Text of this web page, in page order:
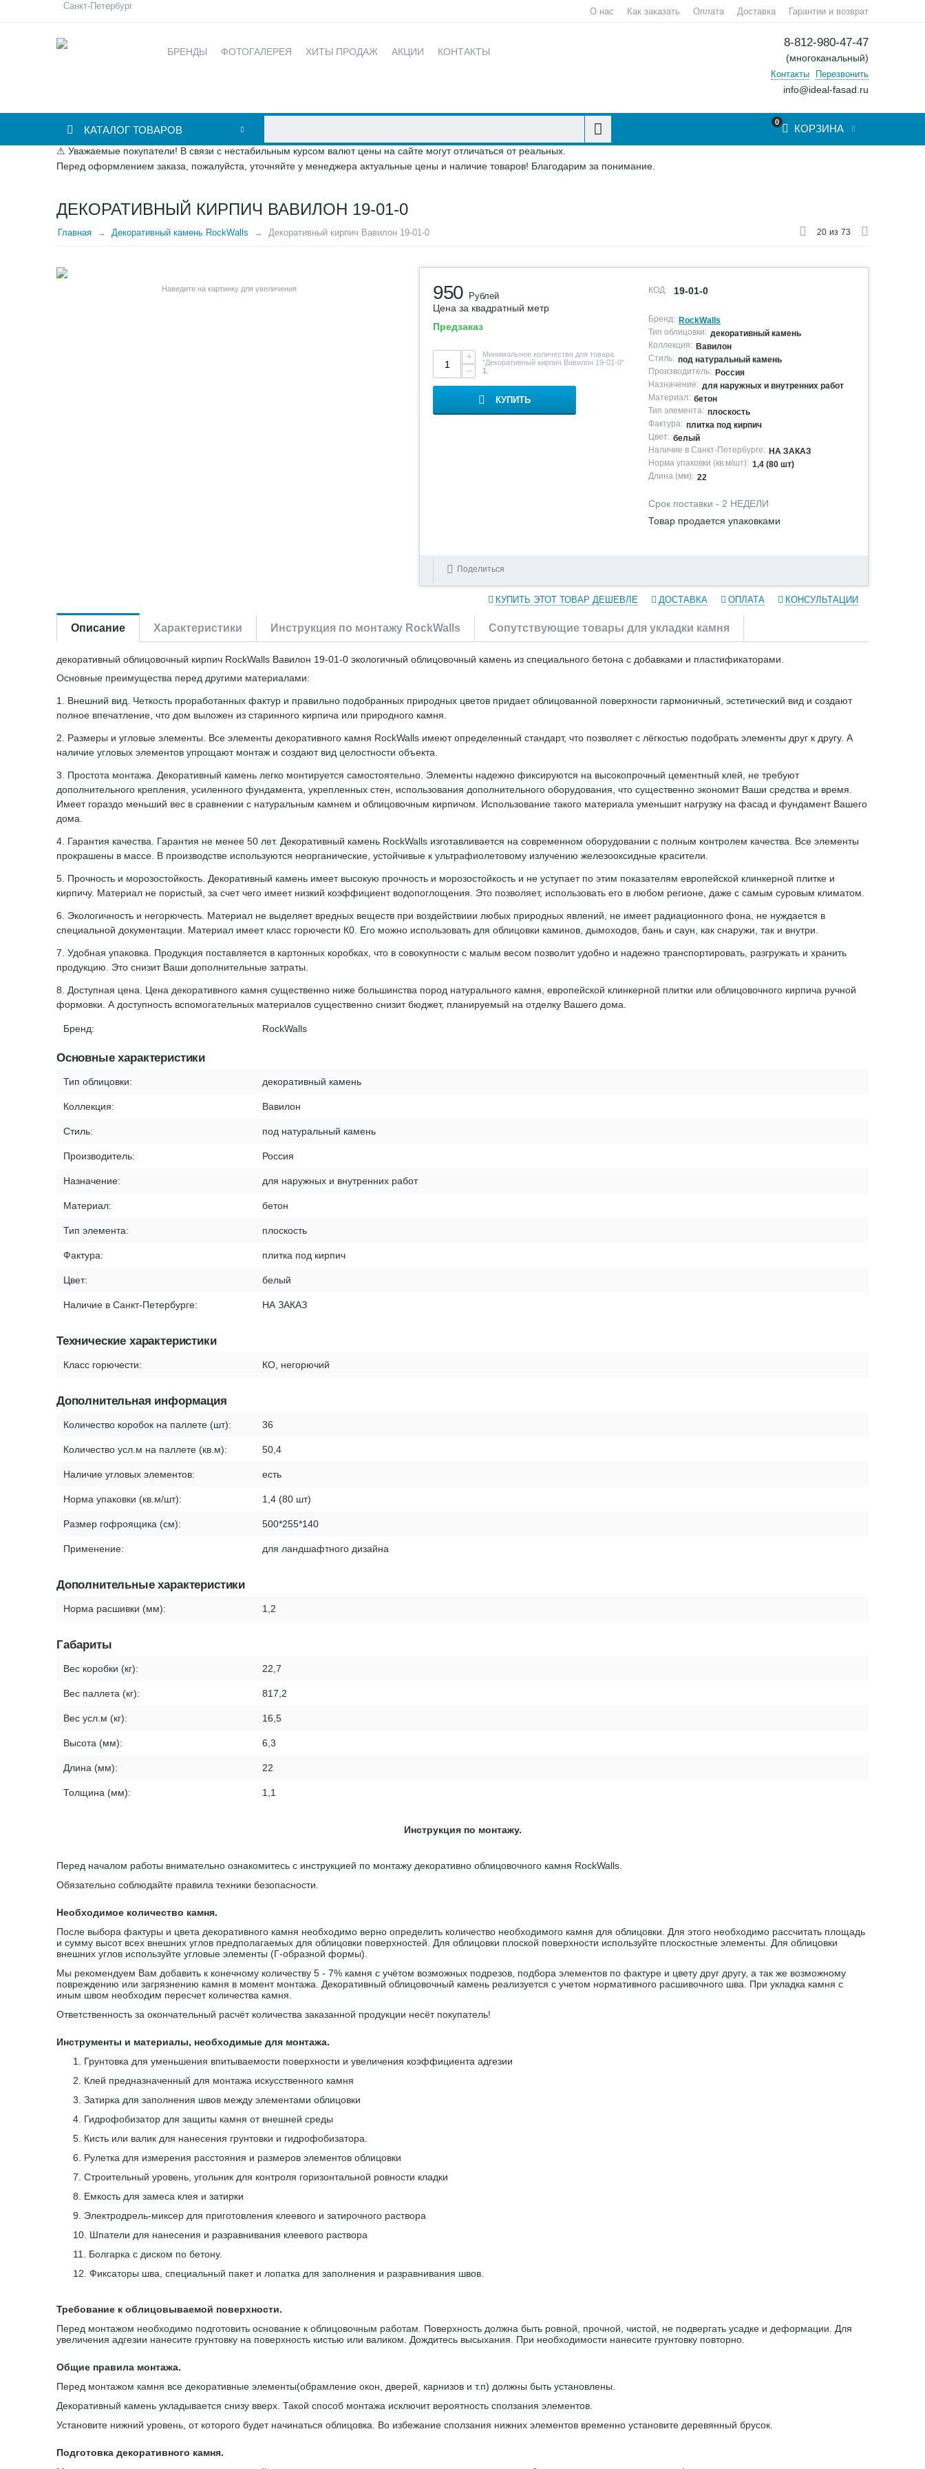
Санкт-Петербург
О нас Как заказать Оплата Доставка Гарантии и возврат
БРЕНДЫ ФОТОГАЛЕРЕЯ ХИТЫ ПРОДАЖ АКЦИИ КОНТАКТЫ
8-812-980-47-47
(многоканальный)
Контакты Перезвонить
info@ideal-fasad.ru
КАТАЛОГ ТОВАРОВ
0
КОРЗИНА
⚠ Уважаемые покупатели! В связи с нестабильным курсом валют цены на сайте могут отличаться от реальных.
Перед оформлением заказа, пожалуйста, уточняйте у менеджера актуальные цены и наличие товаров! Благодарим за понимание.
ДЕКОРАТИВНЫЙ КИРПИЧ ВАВИЛОН 19-01-0
Главная Декоративный камень RockWalls Декоративный кирпич Вавилон 19-01-0 20 из 73
Наведите на картинку для увеличения 950 Рублей
Цена за квадратный метр
Предзаказ
+
−
Минимальное количество для товара
"Декоративный кирпич Вавилон 19-01-0"
1
КУПИТЬ
КОД: 19-01-0
Бренд: RockWalls
Тип облицовки: декоративный камень
Коллекция: Вавилон
Стиль: под натуральный камень
Производитель: Россия
Назначение: для наружных и внутренних работ
Материал: бетон
Тип элемента: плоскость
Фактура: плитка под кирпич
Цвет: белый
Наличие в Санкт-Петербурге: НА ЗАКАЗ
Норма упаковки (кв.м/шт): 1,4 (80 шт)
Длина (мм): 22
Срок поставки - 2 НЕДЕЛИ
Товар продается упаковками
Поделиться
КУПИТЬ ЭТОТ ТОВАР ДЕШЕВЛЕ ДОСТАВКА ОПЛАТА КОНСУЛЬТАЦИИ
Описание Характеристики Инструкция по монтажу RockWalls Сопутствующие товары для укладки камня
декоративный облицовочный кирпич RockWalls Вавилон 19-01-0 экологичный облицовочный камень из специального бетона с добавками и пластификаторами.
Основные преимущества перед другими материалами:
1. Внешний вид. Четкость проработанных фактур и правильно подобранных природных цветов придает облицованной поверхности гармоничный, эстетический вид и создают
полное впечатление, что дом выложен из старинного кирпича или природного камня.
2. Размеры и угловые элементы. Все элементы декоративного камня RockWalls имеют определенный стандарт, что позволяет с лёгкостью подобрать элементы друг к другу. А
наличие угловых элементов упрощают монтаж и создают вид целостности объекта.
3. Простота монтажа. Декоративный камень легко монтируется самостоятельно. Элементы надежно фиксируются на высокопрочный цементный клей, не требуют
дополнительного крепления, усиленного фундамента, укрепленных стен, использования дополнительного оборудования, что существенно экономит Ваши средства и время.
Имеет гораздо меньший вес в сравнении с натуральным камнем и облицовочным кирпичом. Использование такого материала уменьшит нагрузку на фасад и фундамент Вашего
дома.
4. Гарантия качества. Гарантия не менее 50 лет. Декоративный камень RockWalls изготавливается на современном оборудовании с полным контролем качества. Все элементы
прокрашены в массе. В производстве используются неорганические, устойчивые к ультрафиолетовому излучению железооксидные красители.
5. Прочность и морозостойкость. Декоративный камень имеет высокую прочность и морозостойкость и не уступает по этим показателям европейской клинкерной плитке и
кирпичу. Материал не пористый, за счет чего имеет низкий коэффициент водопоглощения. Это позволяет, использовать его в любом регионе, даже с самым суровым климатом.
6. Экологичность и негорючесть. Материал не выделяет вредных веществ при воздействиии любых природных явлений, не имеет радиационного фона, не нуждается в
специальной документации. Материал имеет класс горючести К0. Его можно использовать для облицовки каминов, дымоходов, бань и саун, как снаружи, так и внутри.
7. Удобная упаковка. Продукция поставляется в картонных коробках, что в совокупности с малым весом позволит удобно и надежно транспортировать, разгружать и хранить
продукцию. Это снизит Ваши дополнительные затраты.
8. Доступная цена. Цена декоративного камня существенно ниже большинства пород натурального камня, европейской клинкерной плитки или облицовочного кирпича ручной
формовки. А доступность вспомогательных материалов существенно снизит бюджет, планируемый на отделку Вашего дома.
Бренд: RockWalls
Основные характеристики
Тип облицовки: декоративный камень
Коллекция: Вавилон
Стиль: под натуральный камень
Производитель: Россия
Назначение: для наружных и внутренних работ
Материал: бетон
Тип элемента: плоскость
Фактура: плитка под кирпич
Цвет: белый
Наличие в Санкт-Петербурге: НА ЗАКАЗ
Технические характеристики
Класс горючести: КО, негорючий
Дополнительная информация
Количество коробок на паллете (шт): 36
Количество усл.м на паллете (кв.м): 50,4
Наличие угловых элементов: есть
Норма упаковки (кв.м/шт): 1,4 (80 шт)
Размер гофроящика (см): 500*255*140
Применение: для ландшафтного дизайна
Дополнительные характеристики
Норма расшивки (мм): 1,2
Габариты
Вес коробки (кг): 22,7
Вес паллета (кг): 817,2
Вес усл.м (кг): 16,5
Высота (мм): 6,3
Длина (мм): 22
Толщина (мм): 1,1
Инструкция по монтажу.
Перед началом работы внимательно ознакомитесь с инструкцией по монтажу декоративно облицовочного камня RockWalls
Обязательно соблюдайте правила техники безопасности.
Необходимое количество камня.
После выбора фактуры и цвета декоративного камня необходимо верно определить количество необходимого камня для облицовки. Для этого необходимо рассчитать площадь
и сумму высот всех внешних углов предполагаемых для облицовки поверхностей. Для облицовки плоской поверхности используйте плоскостные элементы. Для облицовки
внешних углов используйте угловые элементы (Г-образной формы).
Мы рекомендуем Вам добавить к конечному количеству 5 - 7% камня с учётом возможных подрезов, подбора элементов по фактуре и цвету друг другу, а так же возможному
повреждению или загрязнению камня в момент монтажа. Декоративный облицовочный камень реализуется с учетом нормативного расшивочного шва. При укладка камня с
иным швом необходим пересчет количества камня.
Ответственность за окончательный расчёт количества заказанной продукции несёт покупатель!
Инструменты и материалы, необходимые для монтажа.
1. Грунтовка для уменьшения впитываемости поверхности и увеличения коэффициента адгезии
2. Клей предназначенный для монтажа искусственного камня
3. Затирка для заполнения швов между элементами облицовки
4. Гидрофобизатор для защиты камня от внешней среды
5. Кисть или валик для нанесения грунтовки и гидрофобизатора.
6. Рулетка для измерения расстояния и размеров элементов облицовки
7. Строительный уровень, угольник для контроля горизонтальной ровности кладки
8. Емкость для замеса клея и затирки
9. Электродрель-миксер для приготовления клеевого и затирочного раствора
10. Шпатели для нанесения и разравнивания клеевого раствора
11. Болгарка с диском по бетону.
12. Фиксаторы шва, специальный пакет и лопатка для заполнения и разравнивания швов.
Требование к облицовываемой поверхности.
Перед монтажом необходимо подготовить основание к облицовочным работам. Поверхность должна быть ровной, прочной, чистой, не подвергать усадке и деформации. Для
увеличения адгезии нанесите грунтовку на поверхность кистью или валиком. Дождитесь высыхания. При необходимости нанесите грунтовку повторно.
Общие правила монтажа.
Перед монтажом камня все декоративные элементы(обрамление окон, дверей, карнизов и т.п) должны быть установлены.
Декоративный камень укладывается снизу вверх. Такой способ монтажа исключит вероятность сползания элементов.
Установите нижний уровень, от которого будет начинаться облицовка. Во избежание сползания нижних элементов временно установите деревянный брусок.
Подготовка декоративного камня.